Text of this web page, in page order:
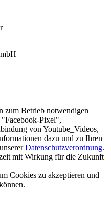
zum Betrieb notwendigen
"Facebook-Pixel",
von Youtube_Videos,
dazu und zu Ihren
Datenschutzverordnung.
mit Wirkung für die Zukunft
Cookies zu akzeptieren und